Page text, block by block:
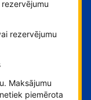
rezervējumu
Maksājumu
piemērota